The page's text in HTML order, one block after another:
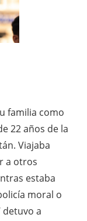
familia como
22 años de la
Viajaba
a otros
estaba
moral o
detuvo a